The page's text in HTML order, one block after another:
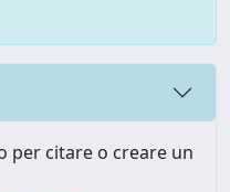
per citare o creare un